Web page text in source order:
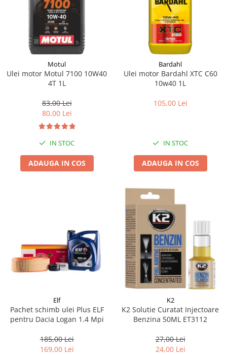
Motul
Ulei motor Motul 7100 10W40
4T 1L
83,00 Lei
80,00 Lei
IN STOC
ADAUGA IN COS
Bardahl
Ulei motor Bardahl XTC C60
10w40 1L
105,00 Lei
IN STOC
ADAUGA IN COS
Elf
Pachet schimb ulei Plus ELF
pentru Dacia Logan 1.4 Mpi
185,00 Lei
169,00 Lei
K2
K2 Solutie Curatat Injectoare
Benzina 50ML ET3112
27,00 Lei
24,00 Lei